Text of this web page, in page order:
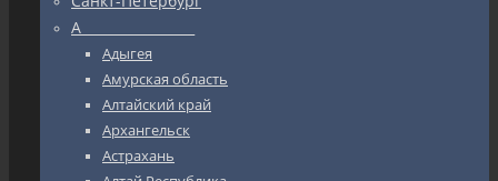
А_________________
Адыгея
Амурская область
Алтайский край
Архангельск
Астрахань